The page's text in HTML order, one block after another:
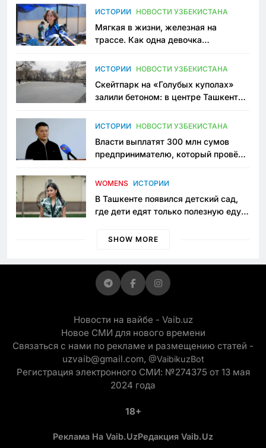
ИСТОРИИ НОВОСТИ УЗБЕКИСТАНА
Мягкая в жизни, железная на
трассе. Как одна девочка
Узбекистане
ИСТОРИИ НОВОСТИ УЗБЕКИСТАНА
Скейтпарк на «Голубых куполах»
залили бетоном: в центре Ташкента
пространство
ИСТОРИИ НОВОСТИ УЗБЕКИСТАНА
Власти выплатят 300 млн сумов
предпринимателю, который провёл
приговору
WOMENS ИСТОРИИ
В Ташкенте появился детский сад,
где дети едят только полезную еду.
просить «кашу без сахара»
SHOW MORE
Новости на вайбе - Vaib.uz
Новое СМИ для нового времени
Связаться с нами по рекламе и размещению статей -
uzvaib@gmail.com, @VaibikuzBot
Регистрация электронного СМИ: №274375 от 13 мая
2024 года
18+
Реклама На Vaib.uzРедакция Vaib.uz